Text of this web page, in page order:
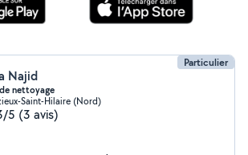
Particulier
Najid
nettoyage
Saint-Hilaire (Nord)
5 (3 avis)